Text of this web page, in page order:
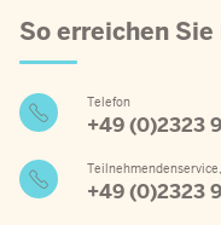
So erreichen Sie
Telefon
+49 (0)2323
+49 (0)2323